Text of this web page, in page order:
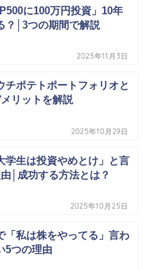
に100万円投資」10年
？│3つの期間で解説
2025年11月3日
チポテトポートフォリオと
リットを解説
2025年10月29日
学生は投資やめとけ」と言
│成功する方法とは？
2025年10月25日
「私は株をやってる」言わ
5つの理由